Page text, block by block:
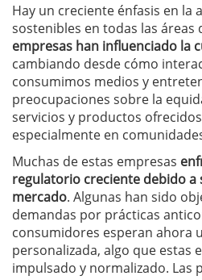
Hay un creciente énfasis en la
sostenibles en todas las áreas
empresas han influenciado la
cambiando desde cómo
consumimos medios y
preocupaciones sobre la
servicios y productos
especialmente en
Muchas de estas empresas
regulatorio creciente debido a
mercado. Algunas han sido
demandas por prácticas
consumidores esperan ahora
personalizada, algo que estas
impulsado y normalizado. Las